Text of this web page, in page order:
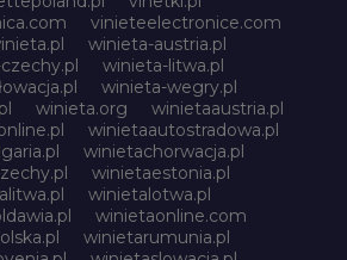
vinieteelectronice.com
winieta-austria.pl
winieta-litwa.pl
winieta-wegry.pl
winieta.org
winietaaustria.pl
winietaautostradowa.pl
winietachorwacja.pl
winietaestonia.pl
winietalotwa.pl
winietaonline.com
winietarumunia.pl